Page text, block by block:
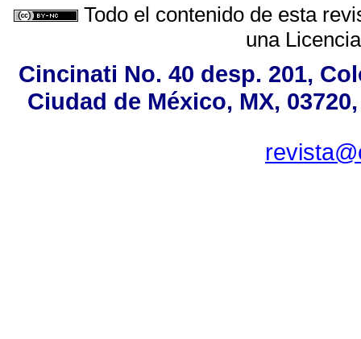
Todo el contenido de esta
una
Cincinati No. 40 desp. 201,
Ciudad de México, MX,